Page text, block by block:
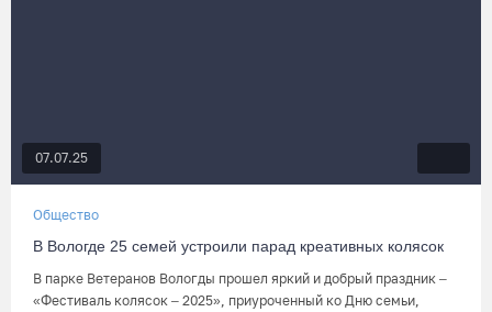
07.07.25
Общество
В Вологде 25 семей устроили парад креативных колясок
В парке Ветеранов Вологды прошел яркий и добрый праздник –
«Фестиваль колясок – 2025», приуроченный ко Дню семьи,